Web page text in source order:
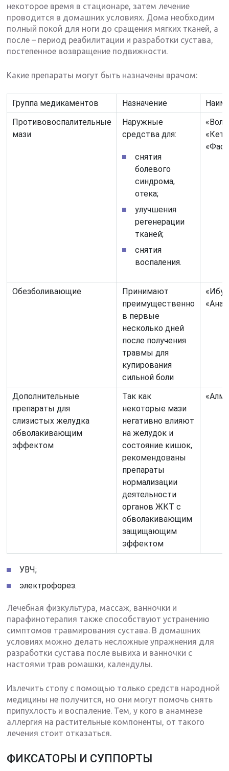
некоторое время в стационаре, затем лечение
проводится в домашних условиях. Дома необходим
полный покой для ноги до сращения мягких тканей, а
после – период реабилитации и разработки сустава,
постепенное возвращение подвижности.
Какие препараты могут быть назначены врачом:
Группа медикаментов Назначение
Противовоспалительные
мази
Наружные
средства для:
снятия
болевого
синдрома,
отека;
улучшения
регенерации
тканей;
снятия
воспаления.
Обезболивающие
Принимают
преимущественно
в первые
несколько дней
после получения
травмы для
купирования
сильной боли
Дополнительные
препараты для
слизистых желудка
обволакивающим
эффектом
Так как
некоторые мази
негативно влияют
на желудок и
состояние кишок,
рекомендованы
препараты
нормализации
деятельности
органов ЖКТ с
обволакивающим
защищающим
эффектом
УВЧ;
электрофорез.
Лечебная физкультура, массаж, ванночки и
парафинотерапия также способствуют устранению
симптомов травмирования сустава. В домашних
условиях можно делать несложные упражнения для
разработки сустава после вывиха и ванночки с
настоями трав ромашки, календулы.
Излечить стопу с помощью только средств народной
медицины не получится, но они могут помочь снять
припухлость и воспаление. Тем, у кого в анамнезе
аллергия на растительные компоненты, от такого
лечения стоит отказаться.
ФИКСАТОРЫ И СУППОРТЫ